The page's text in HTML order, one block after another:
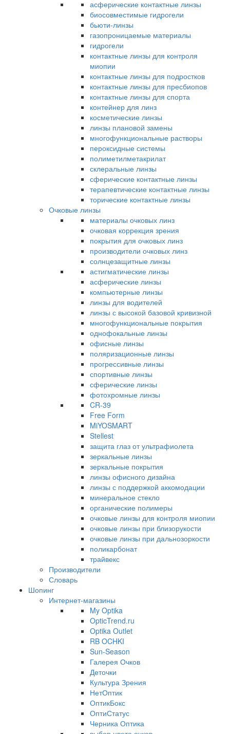
асферические контактные линзы
биосовместимые гидрогели
бьюти-линзы
газопроницаемые материалы
гидрогели
контактные линзы для контроля
миопии
контактные линзы для подростков
контактные линзы для пресбиопов
контактные линзы для спорта
контейнер для линз
косметические линзы
линзы плановой замены
многофункциональные растворы
пероксидные системы
полиметилметакрилат
склеральные линзы
сферические контактные линзы
терапевтические контактные линзы
торические контактные линзы
Очковые линзы
материалы очковых линз
очковая коррекция зрения
покрытия для очковых линз
производители очковых линз
солнцезащитные линзы
астигматические линзы
асферические линзы
компьютерные линзы
линзы для водителей
линзы с высокой базовой кривизной
многофункциональные покрытия
однофокальные линзы
офисные линзы
поляризационные линзы
прогрессивные линзы
спортивные линзы
сферические линзы
фотохромные линзы
CR-39
Free Form
MiYOSMART
Stellest
защита глаз от ультрафиолета
зеркальные линзы
зеркальные покрытия
линзы офисного дизайна
линзы с поддержкой аккомодации
минеральное стекло
органические полимеры
очковые линзы для контроля миопии
очковые линзы при близорукости
очковые линзы при дальнозоркости
поликарбонат
трайвекс
Производители
Словарь
Шопинг
Интернет-магазины
My Optika
OpticTrend.ru
Optika Outlet
RB OCHKI
Sun-Season
Галерея Очков
Деточки
Культура Зрения
НетОптик
ОптикБокс
ОптиСтатус
Черника Оптика